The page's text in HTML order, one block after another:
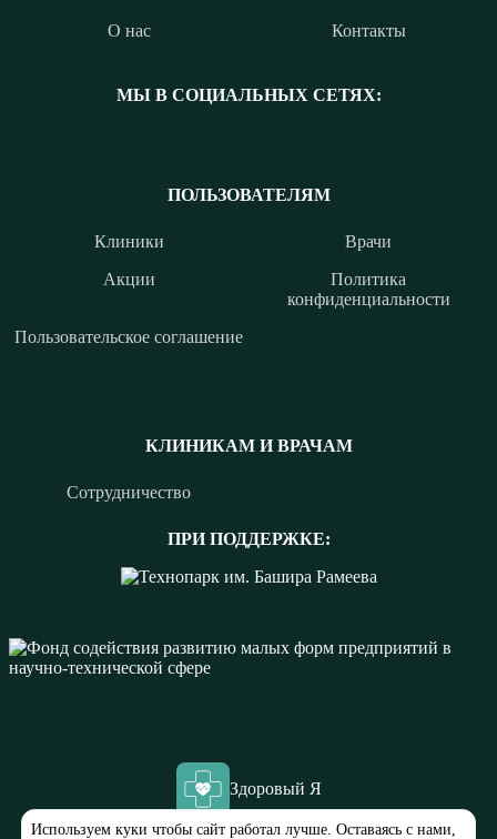
Здоровый Я
ООО “МЕДЭК”
О нас Контакты
МЫ В СОЦИАЛЬНЫХ СЕТЯХ:
КЛИНИКАМ И ВРАЧАМ
Сотрудничество
ПРИ ПОДДЕРЖКЕ:
ПОЛЬЗОВАТЕЛЯМ
Клиники
Врачи
Акции
Политика
конфиденциальности
Пользовательское соглашение
Используем куки чтобы сайт работал лучше. Оставаясь с нами,